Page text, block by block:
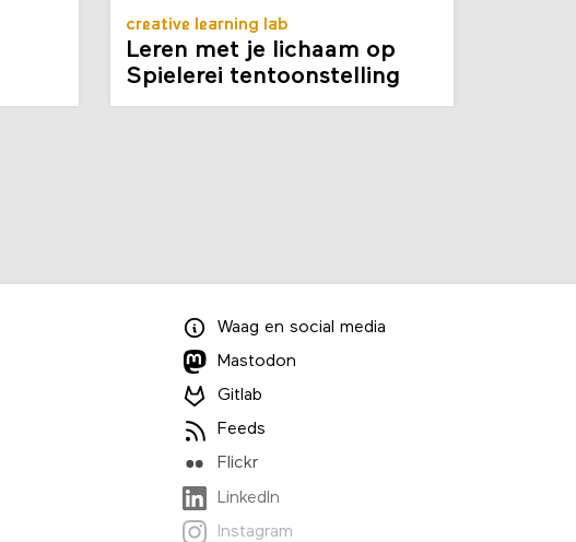
creative learning lab
Leren met je lichaam op
Spielerei tentoonstelling
Waag en social media
Mastodon
Gitlab
Feeds
Flickr
LinkedIn
Instagram